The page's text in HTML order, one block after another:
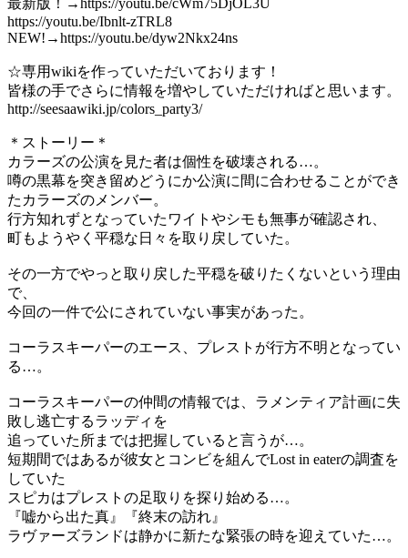
最新版！→https://youtu.be/cWm75DjOL3U
https://youtu.be/Ibnlt-zTRL8
NEW!→https://youtu.be/dyw2Nkx24ns
☆専用wikiを作っていただいております！
皆様の手でさらに情報を増やしていただければと思います。
http://seesaawiki.jp/colors_party3/
＊ストーリー＊
カラーズの公演を見た者は個性を破壊される…。
噂の黒幕を突き留めどうにか公演に間に合わせることができ
たカラーズのメンバー。
行方知れずとなっていたワイトやシモも無事が確認され、
町もようやく平穏な日々を取り戻していた。
その一方でやっと取り戻した平穏を破りたくないという理由
で、
今回の一件で公にされていない事実があった。
コーラスキーパーのエース、プレストが行方不明となってい
る…。
コーラスキーパーの仲間の情報では、ラメンティア計画に失
敗し逃亡するラッディを
追っていた所までは把握していると言うが…。
短期間ではあるが彼女とコンビを組んでLost in eaterの調査を
していた
スピカはプレストの足取りを探り始める…。
『嘘から出た真』『終末の訪れ』
ラヴァーズランドは静かに新たな緊張の時を迎えていた…。